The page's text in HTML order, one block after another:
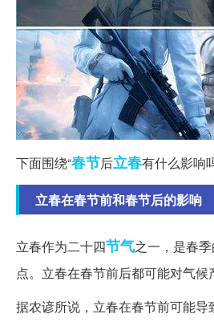
下面围绕“春节后立春有什么影响
立春在春节前和春节后的影响
立春作为二十四节气之一，是春
点。立春在春节前后都可能对气候
据农谚所说，立春在春节前可能